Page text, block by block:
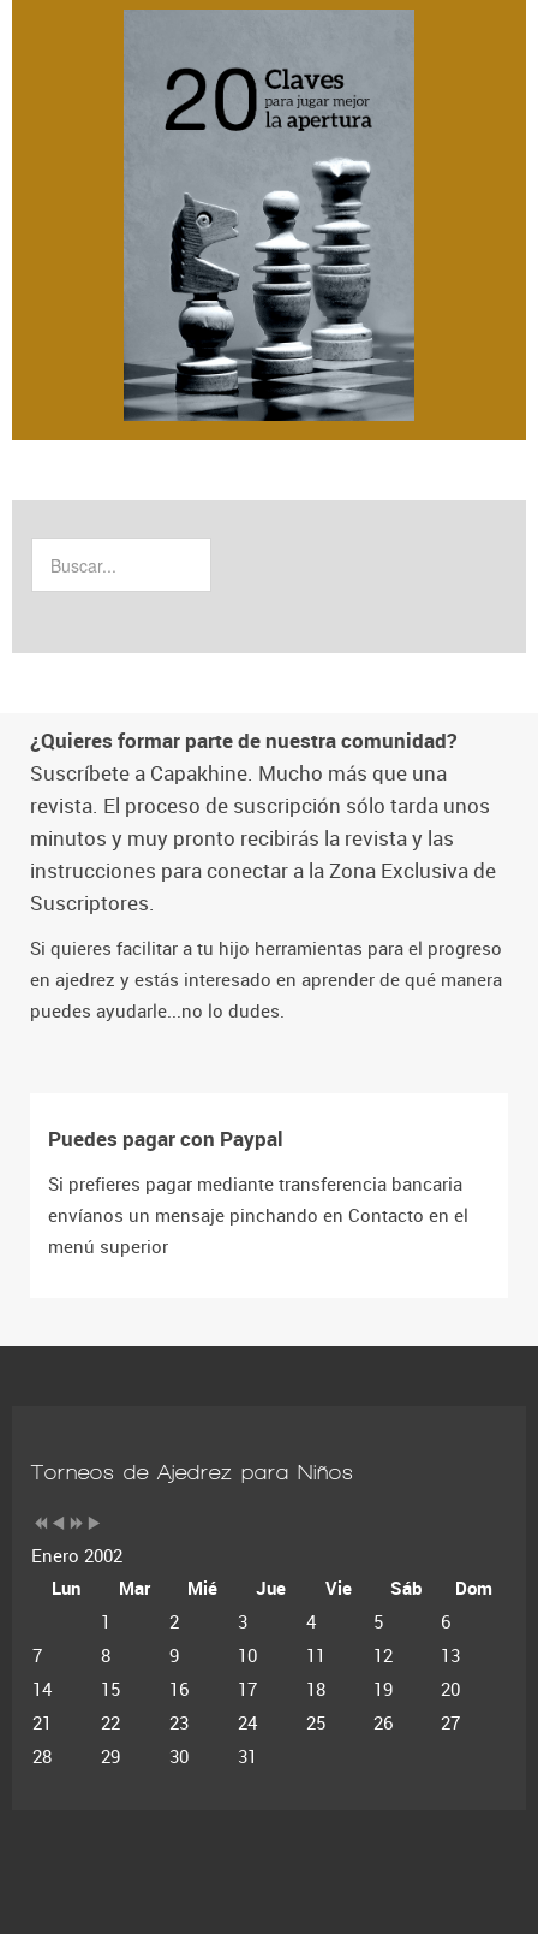
¿Quieres formar parte de nuestra comunidad?
Suscríbete a Capakhine. Mucho más que una
revista. El proceso de suscripción sólo tarda unos
minutos y muy pronto recibirás la revista y las
instrucciones para conectar a la Zona Exclusiva de
Suscriptores.
Si quieres facilitar a tu hijo herramientas para el progreso
en ajedrez y estás interesado en aprender de qué manera
puedes ayudarle...no lo dudes.
Puedes pagar con Paypal
Si prefieres pagar mediante transferencia bancaria
envíanos un mensaje pinchando en Contacto en el
menú superior
Torneos de Ajedrez para Niños
Enero 2002
Lun
Mar Mié Jue Vie Sáb
Dom
1
2 3 4 5
6
7
8 9 10 11 12
13
14
15 16 17 18 19
20
21
22 23 24 25 26
27
28
29 30 31